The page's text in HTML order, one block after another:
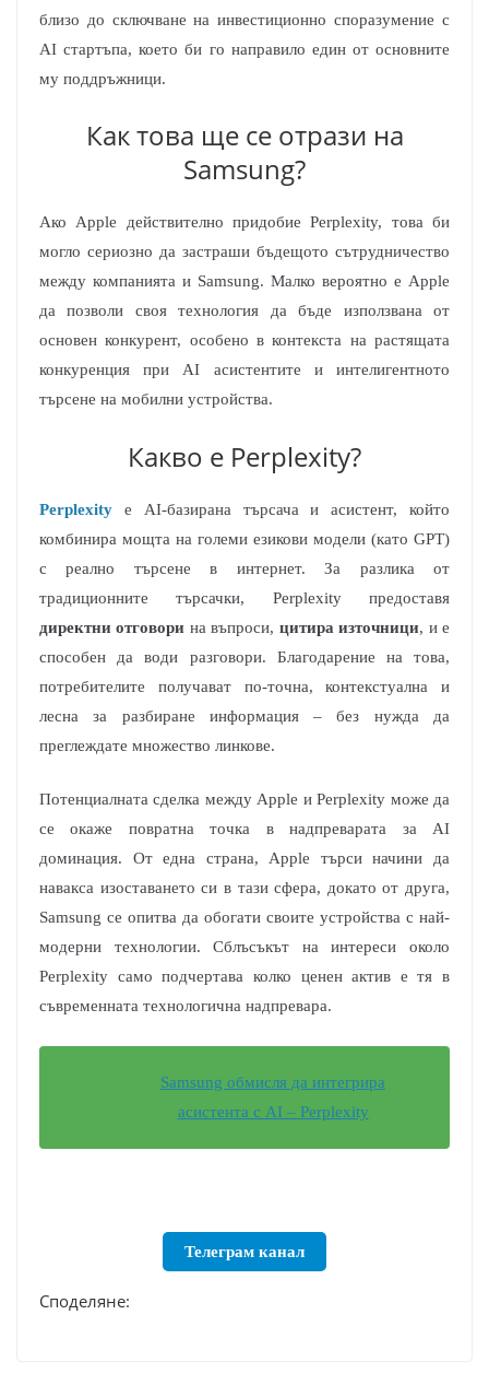
близо до сключване на инвестиционно споразумение с
AI стартъпа, което би го направило един от основните
му поддръжници.
Как това ще се отрази на
Samsung?
Ако Apple действително придобие Perplexity, това би
могло сериозно да застраши бъдещото сътрудничество
между компанията и Samsung. Малко вероятно е Apple
да позволи своя технология да бъде използвана от
основен конкурент, особено в контекста на растящата
конкуренция при AI асистентите и интелигентното
търсене на мобилни устройства.
Какво е Perplexity?
Perplexity
е AI-базиранa търсачa и асистент, който
комбинира мощта на големи езикови модели (като GPT)
с реално търсене в интернет. За разлика от
традиционните търсачки, Perplexity предоставя
директни отговори на въпроси, цитира източници, и е
способен да води разговори. Благодарение на това,
потребителите получават по-точна, контекстуална и
лесна за разбиране информация – без нужда да
преглеждате множество линкове.
Потенциалната сделка между Apple и Perplexity може да
се окаже повратна точка в надпреварата за AI
доминация. От една страна, Apple търси начини да
навакса изоставането си в тази сфера, докато от друга,
Samsung се опитва да обогати своите устройства с най-
модерни технологии. Сблъсъкът на интереси около
Perplexity само подчертава колко ценен актив е тя в
съвременната технологична надпревара.
Samsung обмисля да интегрира
асистента с AI – Perplexity
Телеграм канал
Споделяне: